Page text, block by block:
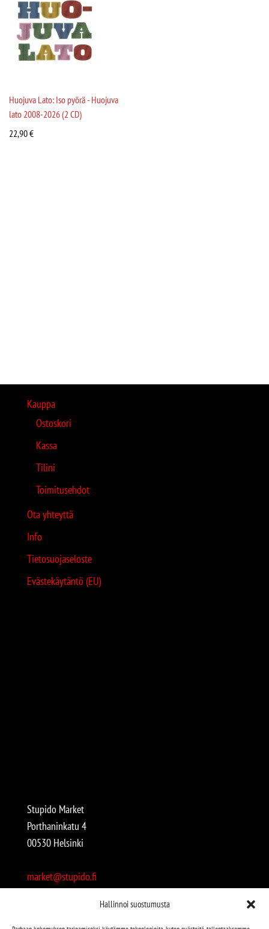
Hallinnoi suostumusta
Huojuva Lato: Iso pyörä - Huojuva
lato 2008-2026 (2 CD)
22,90€
Kauppa
Ostoskori
Kassa
Tilini
Toimitusehdot
Ota yhteyttä
Info
Tietosuojaseloste
Evästekäytäntö (EU)
Stupido Market
Porthaninkatu 4
00530 Helsinki
market@stupido.fi